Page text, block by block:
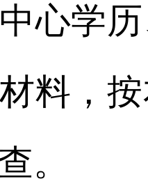
心学
料，
。